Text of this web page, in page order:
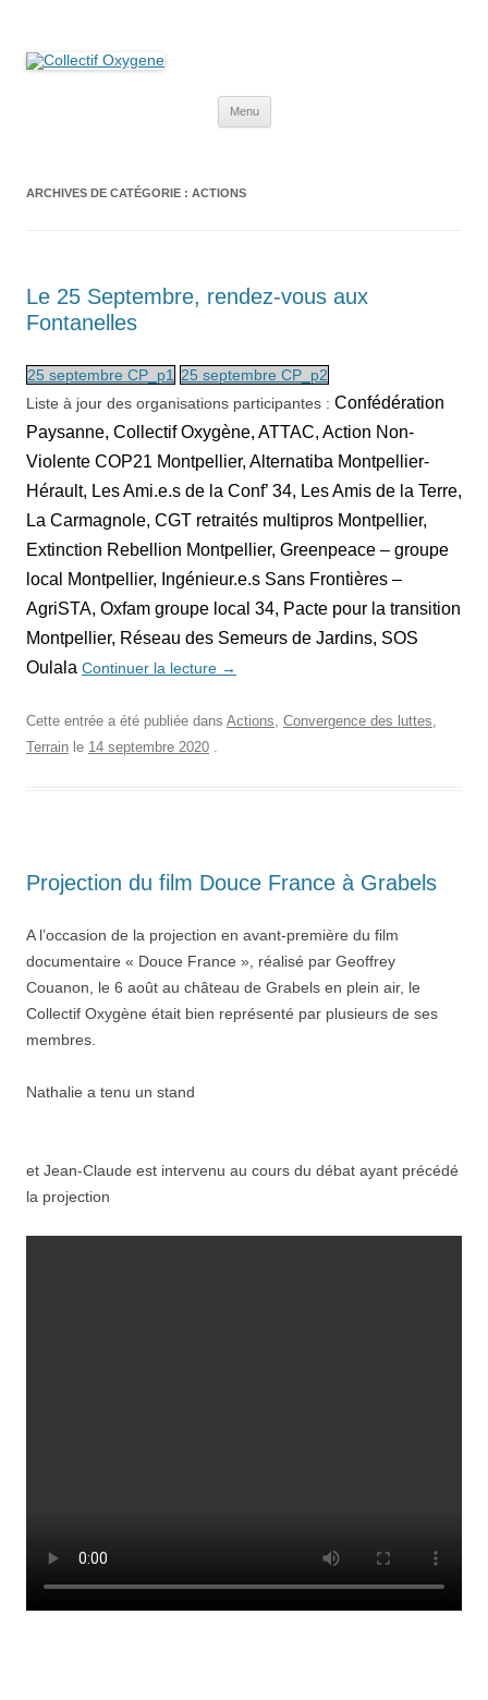
Menu
ARCHIVES DE CATÉGORIE : ACTIONS
Le 25 Septembre, rendez-vous aux
Fontanelles
25 septembre CP_p1
25 septembre CP_p2
Liste à jour des organisations participantes : Confédération
Paysanne, Collectif Oxygène, ATTAC, Action Non-
Violente COP21 Montpellier, Alternatiba Montpellier-
Hérault, Les Ami.e.s de la Conf’ 34, Les Amis de la Terre,
La Carmagnole, CGT retraités multipros Montpellier,
Extinction Rebellion Montpellier, Greenpeace – groupe
local Montpellier, Ingénieur.e.s Sans Frontières –
AgriSTA, Oxfam groupe local 34, Pacte pour la transition
Montpellier, Réseau des Semeurs de Jardins, SOS
Oulala Continuer la lecture →
Cette entrée a été publiée dans Actions, Convergence des luttes,
Terrain le 14 septembre 2020 .
Projection du film Douce France à Grabels
A l’occasion de la projection en avant-première du film
documentaire « Douce France », réalisé par Geoffrey
Couanon, le 6 août au château de Grabels en plein air, le
Collectif Oxygène était bien représenté par plusieurs de ses
membres.
Nathalie a tenu un stand
et Jean-Claude est intervenu au cours du débat ayant précédé
la projection